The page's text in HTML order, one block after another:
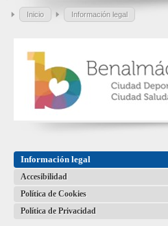
Inicio Información legal
Información legal
Accesibilidad
Política de Cookies
Política de Privacidad